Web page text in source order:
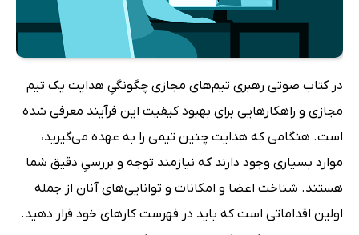
در کتاب صوتی رهبری تیم‌های مجازی چگونگیِ هدایت یک تیم
مجازی و راهکارهایی برای بهبود کیفیت این فرآیند معرفی شده
است. هنگامی که هدایت چنین تیمی را به عهده می‌گیرید،
موارد بسیاری وجود دارند که نیازمند توجه و بررسیِ دقیق شما
هستند. شناخت اعضا و امکانات و توانایی‌های آنان از جمله
اولین اقداماتی است که باید در فهرست کارهای خود قرار دهید.